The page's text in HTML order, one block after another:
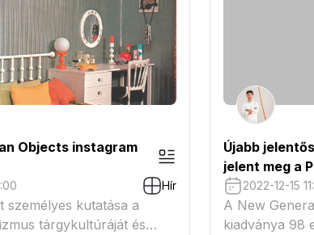
Objects instagram
Hír
személyes kutatása a
tárgykultúráját és
Újabb
jelent meg a
2022-12-15
A New
kiadványa 98